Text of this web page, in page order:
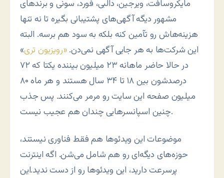
مایکروسافت، ویرجین، دالبی، فورد، سونی و برندهای
مشهور دیگه آگهی‌های پشتیبانی بگیره تا نه تنها
هزینه‌هاش رو تآمین کنه بلکه به سود هم برسه. البته
این شرکت‌ها به هر جایی آگهی نمی‌دن.«رویزیون تری»
در حالا حاضر ماهانه ۲۳ میلیون بیننده یکتا که ۷۲
درصدشون بین ۱۸ تا ۳۴ سال هستند و هر ماه ۸۰
میلیون صفحه این سایت رو مرمر می‌کنند. پس جذب
چنین اسپانسرهایی چندان هم عجیب نیست.
موضوعات این ویدئوها هم فقط فناوری نیستند،
حوزه‌های دیگه‌ای رو هم شامل می‌شن. اگه اینترنت
پرسرعت دارید، این ویدئوها رو از دست ندید.این